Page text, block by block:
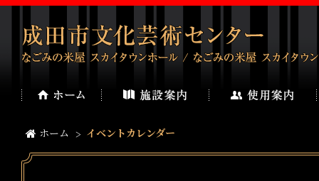
ホーム イベントカレンダー